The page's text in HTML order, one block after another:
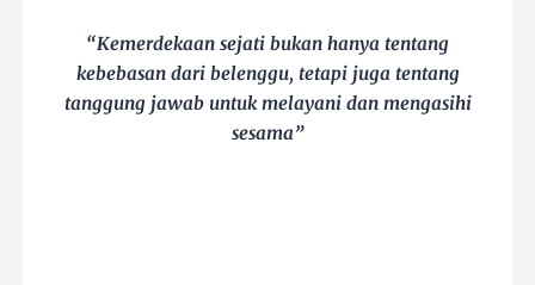
“Kemerdekaan sejati bukan hanya tentang
kebebasan dari belenggu, tetapi juga tentang
tanggung jawab untuk melayani dan mengasihi
sesama”